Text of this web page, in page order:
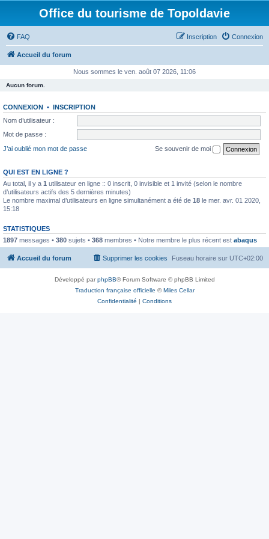
Office du tourisme de Topoldavie
FAQ Connexion
Inscription
Accueil du forum
Nous sommes le ven. août 07 2026, 11:06
Aucun forum.
CONNEXION • INSCRIPTION
Nom d’utilisateur :
Mot de passe :
J’ai oublié mon mot de passe
Se souvenir de moi
QUI EST EN LIGNE ?
Au total, il y a 1 utilisateur en ligne :: 0 inscrit, 0 invisible et 1 invité (selon le nombre
d’utilisateurs actifs des 5 dernières minutes)
Le nombre maximal d’utilisateurs en ligne simultanément a été de 18 le mer. avr. 01 2020,
15:18
STATISTIQUES
1897 messages • 380 sujets • 368 membres • Notre membre le plus récent est abaqus
Accueil du forum Fuseau horaire sur UTC+02:00
Supprimer les cookies
Développé parphpBB® Forum Software © phpBB Limited
Traduction française officielle ©Miles Cellar
Confidentialité | Conditions